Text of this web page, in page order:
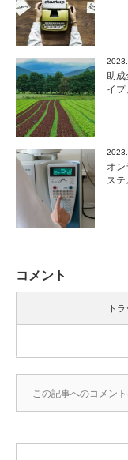
助成
イプ
オ
ス
コメント
ト
この記事へのコメント